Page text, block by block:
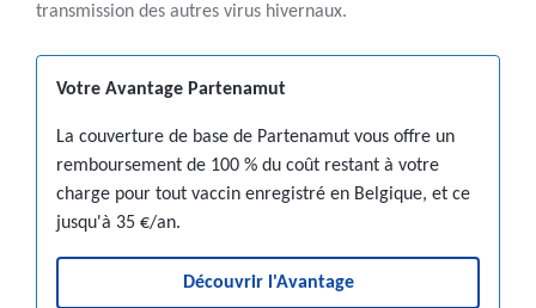
transmission des autres virus hivernaux.
Votre Avantage Partenamut
La couverture de base de Partenamut vous offre un
remboursement de 100 % du coût restant à votre
charge pour tout vaccin enregistré en Belgique, et ce
jusqu'à 35 €/an.
Découvrir l'Avantage